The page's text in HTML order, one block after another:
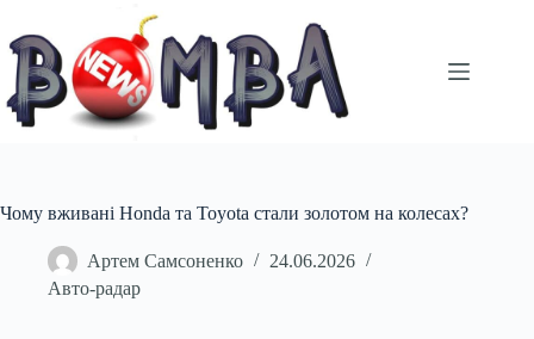
вмісту
Чому вживані Honda та Toyota стали золотом на колесах?
Артем Самсоненко
24.06.2026
Авто-радар